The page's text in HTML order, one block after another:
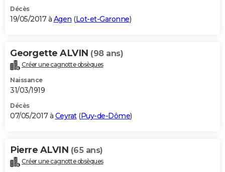
Décès
19/05/2017 à Agen (Lot-et-Garonne)
Georgette ALVIN (98 ans)
Créer une cagnotte obsèques
Naissance
31/03/1919
Décès
07/05/2017 à Ceyrat(Puy-de-Dôme)
Pierre ALVIN (65 ans)
Créer une cagnotte obsèques